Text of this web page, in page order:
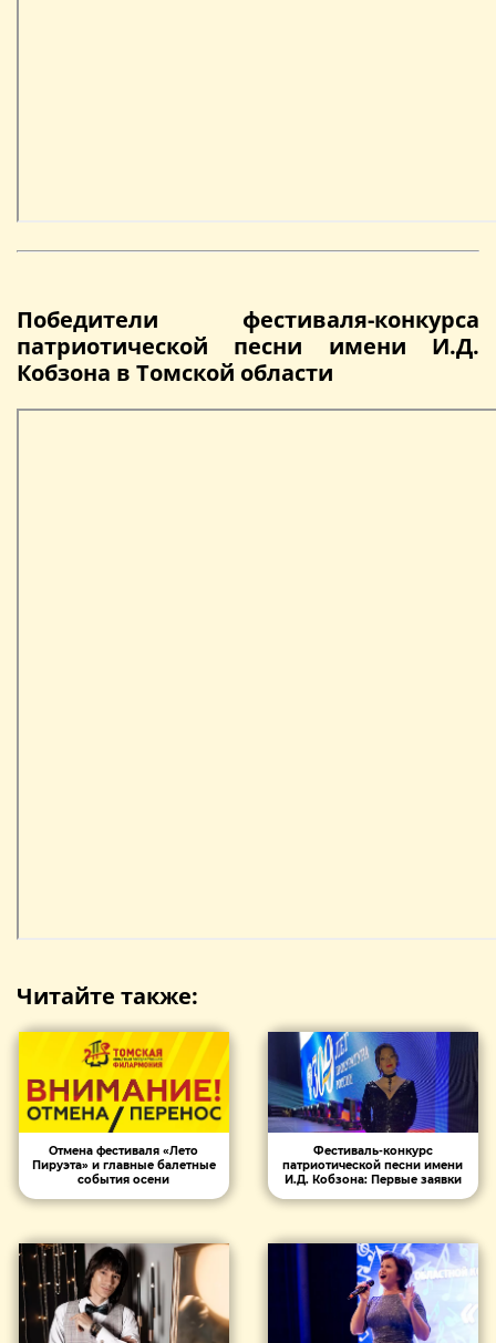
Победители фестиваля-конкурса
патриотической песни имени И.Д.
Кобзона в Томской области
Читайте также:
Отмена фестиваля «Лето
Пируэта» и главные балетные
события осени
Фестиваль-конкурс
патриотической песни имени
И.Д. Кобзона: Первые заявки